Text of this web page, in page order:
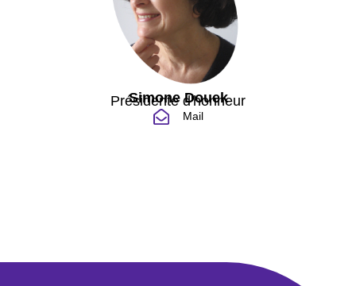
Simone Douek
Présidente d'honneur
Mail